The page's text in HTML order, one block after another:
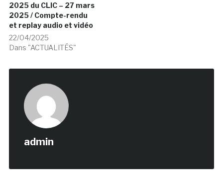
2025 du CLIC – 27 mars
2025 / Compte-rendu
et replay audio et vidéo
22/04/2025
Dans "ACTUALITÉS"
admin